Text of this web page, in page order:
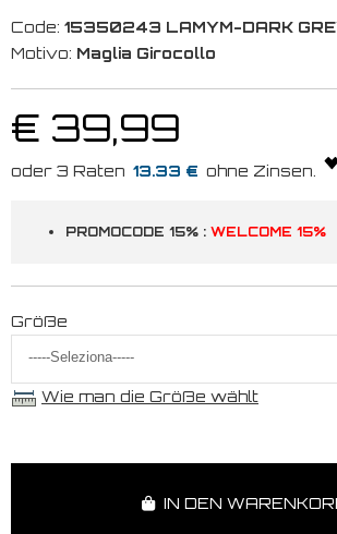
Code: 15350243 LAMYM-DARK
Motivo: Maglia Girocollo
€ 39,99
13.33 €
PROMOCODE 15% : WELCOME 15%
Größe
Wie man die Größe wählt
IN DEN